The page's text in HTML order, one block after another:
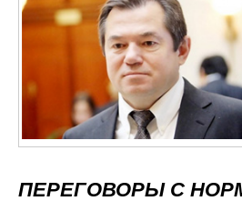
ПЕРЕГОВОРЫ С